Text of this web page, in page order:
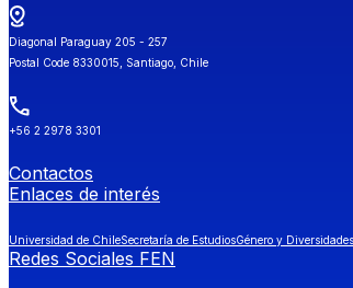
Diagonal Paraguay 205 - 257
Postal Code 8330015, Santiago, Chile
+56 2 2978 3301
Contactos
Enlaces de interés
Universidad de ChileSecretaría de EstudiosGénero y
Redes Sociales FEN